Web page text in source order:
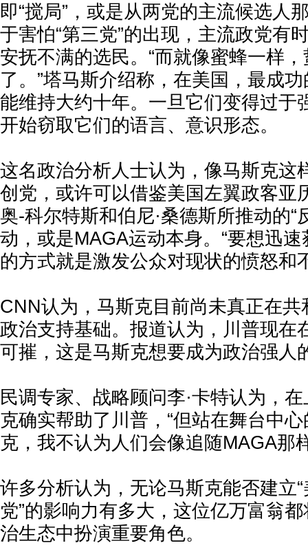
即“搅局”，或是从两党的主流候选人
于害怕“第三党”的出现，主流政党有
安抚不满的选民。“而就像蜜蜂一样
了。”塔马斯介绍称，在美国，最成功
能维持大约十年。一旦它们变得过于
开始窃取它们的语言、意识形态。
这名政治分析人士认为，像马斯克这
创党，或许可以借鉴美国左翼政客亚
奥-科尔特斯和伯尼·桑德斯所推动的“
动，或是MAGA运动本身。“要想迅
的方式就是激发公众对现状的愤怒和
CNN认为，马斯克目前尚未真正在
政治支持基础。报道认为，川普现在
可摧，这是马斯克想要成为政治强人
民调专家、战略顾问李·卡特认为，
克确实帮助了川普，“但站在舞台中
克，我不认为人们会像追随MAGA那
许多分析认为，无论马斯克能否建立“
党”的影响力有多大，这位亿万富翁
治生态中扮演重要角色。